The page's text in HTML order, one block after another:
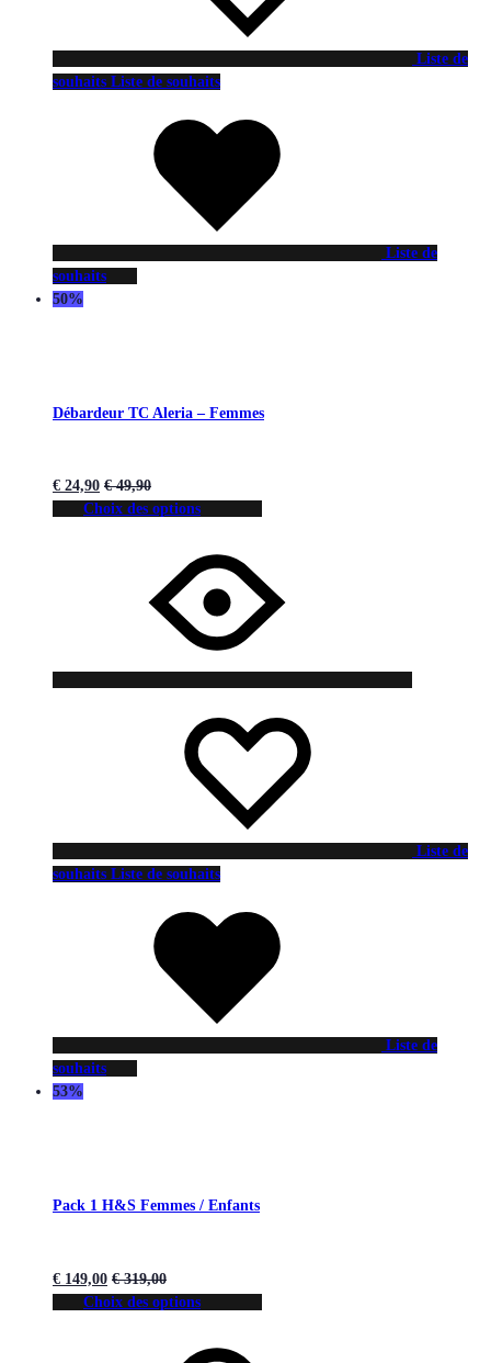
Liste de
souhaits Liste de souhaits
Liste de
souhaits
50%
Débardeur TC Aleria – Femmes
€ 24,90 €49,90
Choix des options
Liste de
souhaits Liste de souhaits
Liste de
souhaits
53%
Pack 1 H&S Femmes / Enfants
€ 149,00 €319,00
Choix des options